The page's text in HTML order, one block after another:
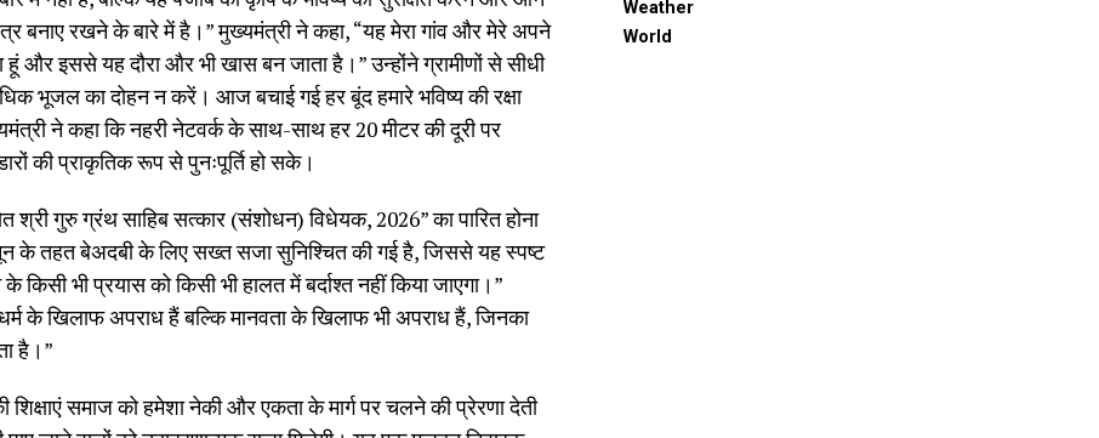
बनाए रखने के बारे में है।” मुख्यमंत्री ने कहा, “यह मेरा गांव और मेरे अपने
और इससे यह दौरा और भी खास बन जाता है।” उन्होंने ग्रामीणों से सीधी
भूजल का दोहन न करें। आज बचाई गई हर बूंद हमारे भविष्य की रक्षा
ने कहा कि नहरी नेटवर्क के साथ-साथ हर 20 मीटर की दूरी पर
की प्राकृतिक रूप से पुनःपूर्ति हो सके।
श्री गुरु ग्रंथ साहिब सत्कार (संशोधन) विधेयक, 2026” का पारित होना
के तहत बेअदबी के लिए सख्त सजा सुनिश्चित की गई है, जिससे यह स्पष्ट
भी प्रयास को किसी भी हालत में बर्दाश्त नहीं किया जाएगा।”
के खिलाफ अपराध हैं बल्कि मानवता के खिलाफ भी अपराध हैं, जिनका
है।”
समाज को हमेशा नेकी और एकता के मार्ग पर चलने की प्रेरणा देती
Weather
World